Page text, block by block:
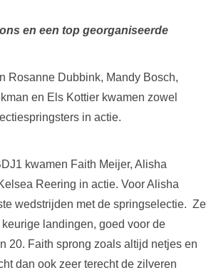
en een top georganiseerde
Rosanne Dubbink, Mandy Bosch,
en Els Kottier kwamen zowel
in actie.
kwamen Faith Meijer, Alisha
Reering in actie. Voor Alisha
wedstrijden met de springselectie. Ze
landingen, goed voor de
20. Faith sprong zoals altijd netjes en
dan ook zeer terecht de zilveren